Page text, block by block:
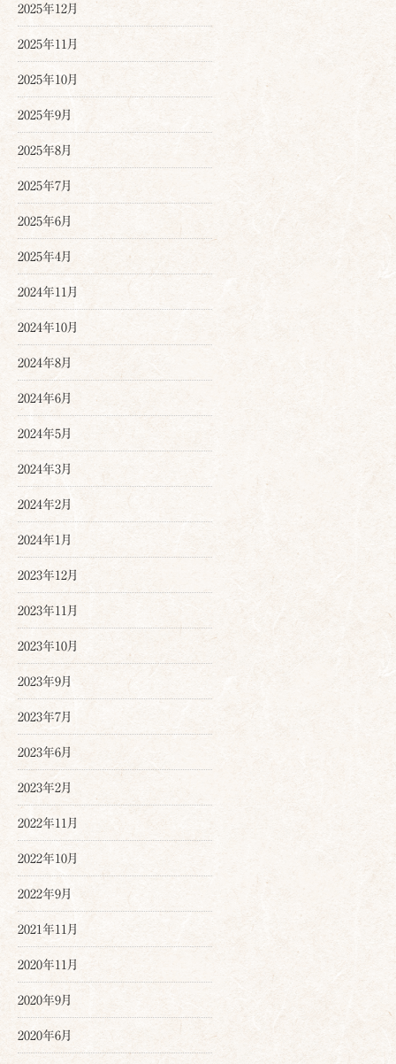
2025年12月
2025年11月
2025年10月
2025年9月
2025年8月
2025年7月
2025年6月
2025年4月
2024年11月
2024年10月
2024年8月
2024年6月
2024年5月
2024年3月
2024年2月
2024年1月
2023年12月
2023年11月
2023年10月
2023年9月
2023年7月
2023年6月
2023年2月
2022年11月
2022年10月
2022年9月
2021年11月
2020年11月
2020年9月
2020年6月